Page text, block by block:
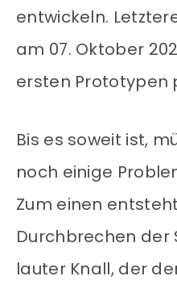
entwickeln.
am 07. Oktober
ersten Prototypen
Bis es soweit ist,
noch einige
Zum einen
Durchbrechen der
lauter Knall, der